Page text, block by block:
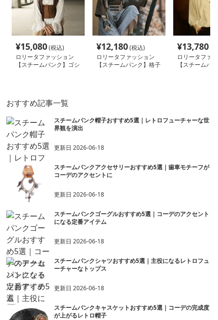
¥15,080(税込)
ロリータファッション
【スチームパンク】ゴシ
¥12,180(税込)
ロリータファッション
【スチームパンク】格子
¥13,780
ロリータファ
【スチームパ
おすすめ記事一覧
スチームパンク帽子おすすめ5選｜レトロフューチャーな世
界観を演出
更新日2026-06-18
スチームパンクアクセサリーおすすめ5選｜歯車モチーフが
コーデのアクセントに
更新日2026-06-18
スチームパンクゴーグルおすすめ5選｜コーデのアクセント
になる定番アイテム
更新日2026-06-18
スチームパンクシャツおすすめ5選｜主役になるレトロフュ
ーチャーなトップス
更新日2026-06-18
スチームパンクキャスケットおすすめ5選｜コーデの完成度
が上がるレトロ帽子